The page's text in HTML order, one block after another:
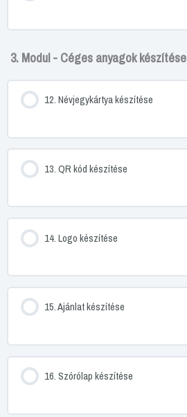
3. Modul - Céges anyagok készítése
12. Névjegykártya készítése
13. QR kód készítése
14. Logo készítése
15. Ajánlat készítése
16. Szórólap készítése